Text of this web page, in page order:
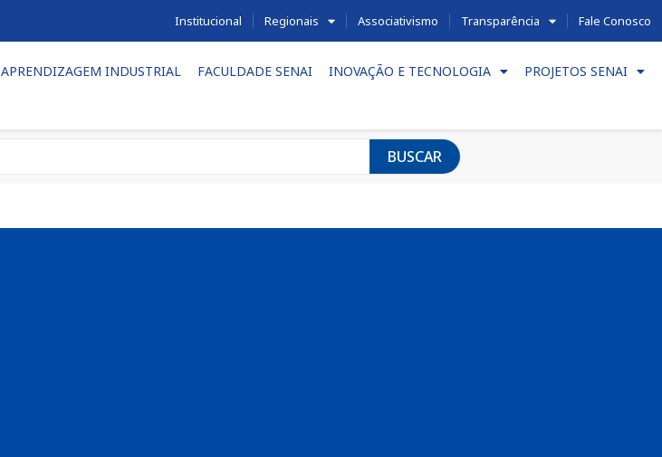
Institucional Regionais Associativismo Transparência Fale Conosco
APRENDIZAGEM INDUSTRIAL FACULDADE SENAI INOVAÇÃO E TECNOLOGIA PROJETOS SENAI
BUSCAR